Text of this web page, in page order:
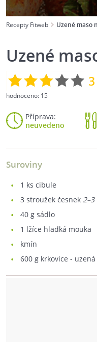
Recepty Fitweb Uzené maso
Uzené
3
hodnoceno: 15
Příprava:
neuvedeno
Suroviny
1 ks cibule
3 stroužek česnek 2–3
40 g sádlo
1 lžíce hladká mouka
kmín
600 g krkovice - uzená